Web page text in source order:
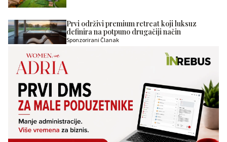
Prvi održivi premium retreat koji luksuz
definira na potpuno drugačiji način
Sponzorirani Članak